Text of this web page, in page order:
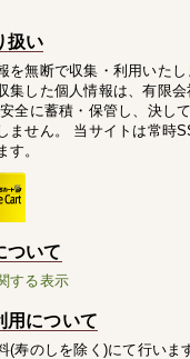
扱い
を無断で収集・利用いた
集した個人情報は、有限
全に蓄積・保管し、決し
ません。 当サイトは常時
す。
ついて
する表示
用について
(寿のしを除く)にて行いま